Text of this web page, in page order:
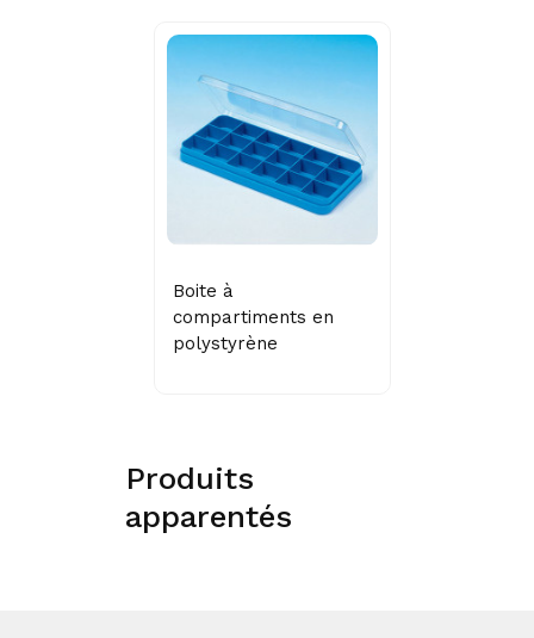
Boite à
compartiments en
polystyrène
Produits
apparentés